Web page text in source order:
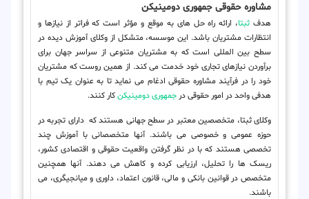
مشاوره حقوقی جمهوری دومینیکن
هدف ثبتا، ارائه راه حل های به موقع و مؤثر است که فراتر از نیازها و
انتظارات مشتریان باشد. این موسسه، متشکل از وکلای آموزش دیده در
سطح بین المللی است که به مشتریان متنوعی از سراسر جهان برای
برآوردن نیازهای تجاری خود خدمت می کند. از همین روست که مشتریان
خود را در فرآیند مشاوره حقوقی ادغام می نماید تا به عنوان یک تیم با
هدفی واحد در امور حقوقی درجمهوری دومینیکنکار کنند.
وکلای ثبتا، متخصصین معتبر در سطح جهانی هستند که دارای تجربه در
حوزه عمومی و خصوصی می باشند. آنها متخصصانی با آموزش چند
تخصصی هستند که با در نظر گرفتن واقعیت حقوقی و اقتصادی کشور،
ریسک ها را تحلیل، ارزیابی کرده و کاهش می دهند. آنها همچنین
متخصص در قوانین بانکی و مالی، قانون اعتماد، داوری و میانجیگری، می
باشند.